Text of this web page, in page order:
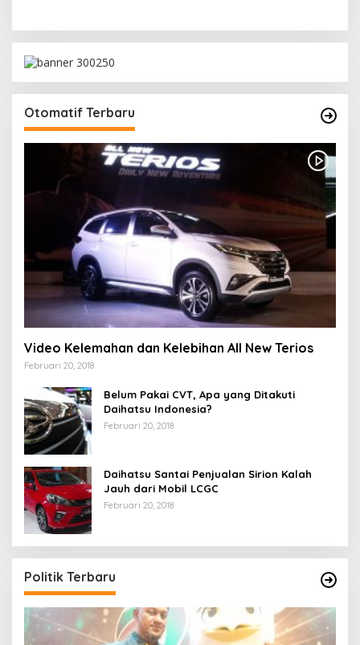
Otomatif Terbaru
Video Kelemahan dan Kelebihan All New Terios
Februari 20, 2018
Belum Pakai CVT, Apa yang Ditakuti
Daihatsu Indonesia?
Februari 20, 2018
Daihatsu Santai Penjualan Sirion Kalah
Jauh dari Mobil LCGC
Februari 20, 2018
Politik Terbaru